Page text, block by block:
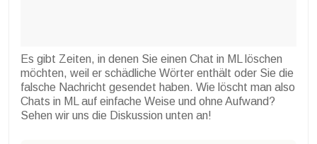
Es gibt Zeiten, in denen Sie einen Chat in ML löschen
möchten, weil er schädliche Wörter enthält oder Sie die
falsche Nachricht gesendet haben. Wie löscht man also
Chats in ML auf einfache Weise und ohne Aufwand?
Sehen wir uns die Diskussion unten an!